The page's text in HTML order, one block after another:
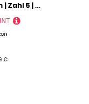
Zahlenkonfetti Ziffern | Zahl 5 | Streuteile 14g Bunte Tischdeko Partydeko Geburtstag Jubiläum Hochzeit Silvester Tischkonfetti
€